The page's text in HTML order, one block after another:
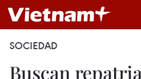
SOCIEDAD
Buscan